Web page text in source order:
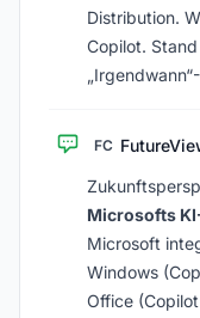
Distribution.
Copilot.
FC
Microsofts
Microsoft
Windows
Office